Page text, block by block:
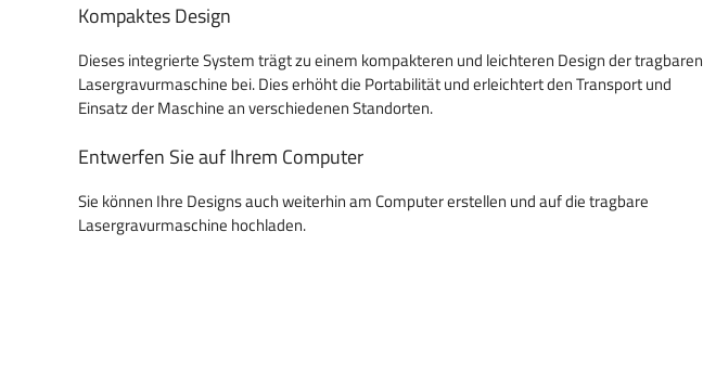
Kompaktes Design
Dieses integrierte System trägt zu einem kompakteren und leichteren Design der tragbaren
Lasergravurmaschine bei. Dies erhöht die Portabilität und erleichtert den Transport und
Einsatz der Maschine an verschiedenen Standorten.
Entwerfen Sie auf Ihrem Computer
Sie können Ihre Designs auch weiterhin am Computer erstellen und auf die tragbare
Lasergravurmaschine hochladen.